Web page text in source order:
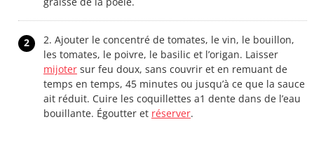
2
2. Ajouter le concentré de tomates, le vin, le bouillon,
les tomates, le poivre, le basilic et l’origan. Laisser
mijoter sur feu doux, sans couvrir et en remuant de
temps en temps, 45 minutes ou jusqu’à ce que la sauce
ait réduit. Cuire les coquillettes a1 dente dans de l’eau
bouillante. Égoutter et réserver.